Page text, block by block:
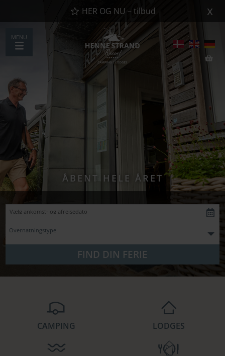
MENU
ÅBENT HELE ÅRET
Overnatningstype
FIND DIN FERIE
CAMPING LODGES
HER OG NU – tilbud x